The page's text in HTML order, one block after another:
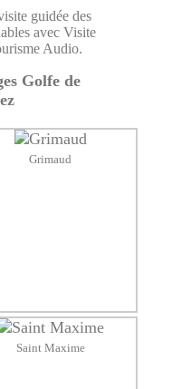
guidée des
avec Visite
Audio.
Golfe de
Grimaud
Saint Maxime